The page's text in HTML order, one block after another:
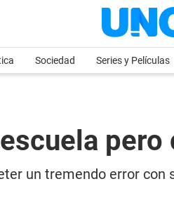
Sociedad Series y Películas
un tremendo error